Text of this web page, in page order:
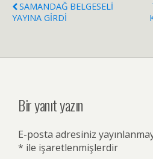
SAMANDAĞ BELGESELİ
YAYINA GİRDİ
Bir yanıt yazın
E-posta adresiniz
* ile işaretlenmişlerdir